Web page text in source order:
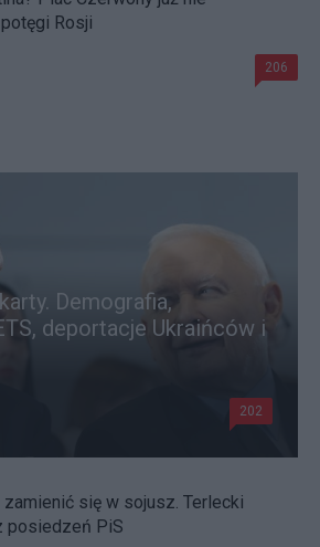
Rosji
206
Demografia,
deportacje Ukraińców i
202
zamienić się w sojusz. Terlecki
posiedzeń PiS